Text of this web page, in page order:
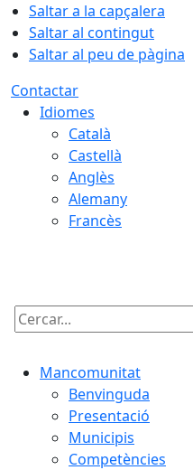
Saltar a la capçalera
Saltar al contingut
Saltar al peu de pàgina
Contactar
Idiomes
Català
Castellà
Anglès
Alemany
Francès
Cercar:
Mancomunitat
Benvinguda
Presentació
Municipis
Competències